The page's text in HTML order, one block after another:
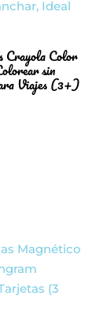
Crayola Color
sin
Viajes (3+)